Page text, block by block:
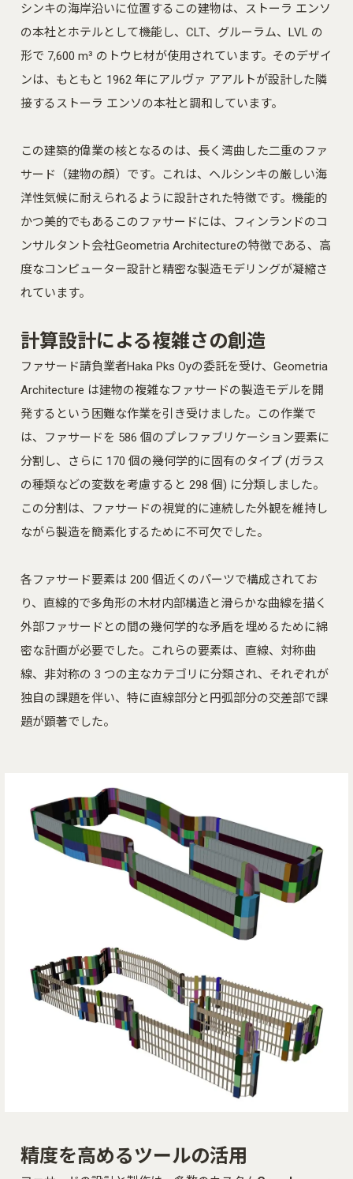
シンキの海岸沿いに位置するこの建物は、ストーラ エンソ
の本社とホテルとして機能し、CLT、グルーラム、LVL の
形で 7,600 m³ のトウヒ材が使用されています。そのデザイ
ンは、もともと 1962 年にアルヴァ アアルトが設計した隣
接するストーラ エンソの本社と調和しています。
この建築的偉業の核となるのは、長く湾曲した二重のファ
サード（建物の顔）です。これは、ヘルシンキの厳しい海
洋性気候に耐えられるように設計された特徴です。機能的
かつ美的でもあるこのファサードには、フィンランドのコ
ンサルタント会社Geometria Architectureの特徴である、高
度なコンピューター設計と精密な製造モデリングが凝縮さ
れています。
計算設計による複雑さの創造
ファサード請負業者Haka Pks Oyの委託を受け、Geometria
Architecture は建物の複雑なファサードの製造モデルを開
発するという困難な作業を引き受けました。この作業で
は、ファサードを 586 個のプレファブリケーション要素に
分割し、さらに 170 個の幾何学的に固有のタイプ (ガラス
の種類などの変数を考慮すると 298 個) に分類しました。
この分割は、ファサードの視覚的に連続した外観を維持し
ながら製造を簡素化するために不可欠でした。
各ファサード要素は 200 個近くのパーツで構成されてお
り、直線的で多角形の木材内部構造と滑らかな曲線を描く
外部ファサードとの間の幾何学的な矛盾を埋めるために綿
密な計画が必要でした。これらの要素は、直線、対称曲
線、非対称の 3 つの主なカテゴリに分類され、それぞれが
独自の課題を伴い、特に直線部分と円弧部分の交差部で課
題が顕著でした。
精度を高めるツールの活用